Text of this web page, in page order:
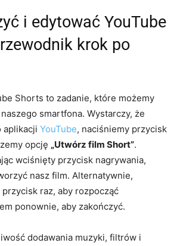
i edytować YouTube
krok po
Shorts to zadanie, które możemy
smartfona. Wystarczy, że
aplikacji YouTube, naciśniemy przycisk
opcję „Utwórz film Short”.
wciśnięty przycisk nagrywania,
nasz film. Alternatywnie,
raz, aby rozpocząć
ponownie, aby zakończyć.
dodawania muzyki, filtrów i